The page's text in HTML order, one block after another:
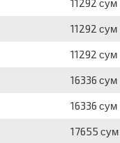
11292 сум
11292 сум
11292 сум
16336 сум
16336 сум
17655 сум